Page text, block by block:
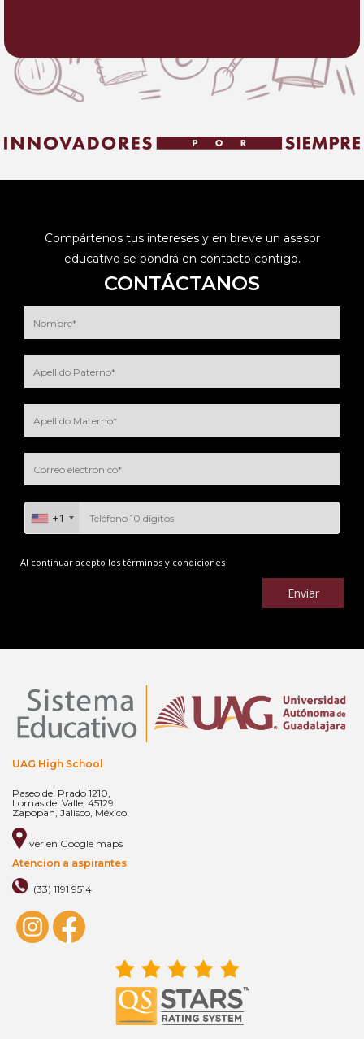
Compártenos tus intereses y en breve un asesor
educativo se pondrá en contacto contigo.
CONTÁCTANOS
+1
Al continuar acepto los términos y condiciones
Enviar
UAG High School
Paseo del Prado 1210,
Lomas del Valle, 45129
Zapopan, Jalisco, México
ver en Google maps
Atencion a aspirantes
(33) 1191 9514